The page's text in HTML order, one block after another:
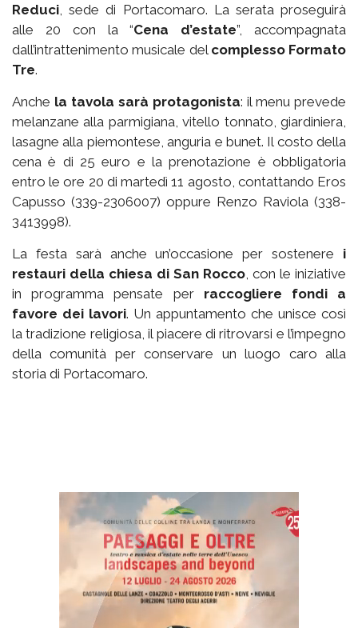
Reduci, sede di Portacomaro. La serata proseguirà
alle 20 con la “Cena d’estate”, accompagnata
dall’intrattenimento musicale del complesso Formato
Tre.
Anche la tavola sarà protagonista: il menu prevede
melanzane alla parmigiana, vitello tonnato, giardiniera,
lasagne alla piemontese, anguria e bunet. Il costo della
cena è di 25 euro e la prenotazione è obbligatoria
entro le ore 20 di martedì 11 agosto, contattando Eros
Capusso (339-2306007) oppure Renzo Raviola (338-
3413998).
La festa sarà anche un’occasione per sostenere i
restauri della chiesa di San Rocco, con le iniziative
in programma pensate per raccogliere fondi a
favore dei lavori. Un appuntamento che unisce così
la tradizione religiosa, il piacere di ritrovarsi e l’impegno
della comunità per conservare un luogo caro alla
storia di Portacomaro.